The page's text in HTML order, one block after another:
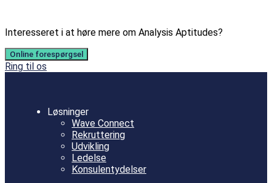
Interesseret i at høre mere om Analysis Aptitudes?
Online forespørgsel
Ring til os
Løsninger
Wave Connect
Rekruttering
Udvikling
Ledelse
Konsulentydelser